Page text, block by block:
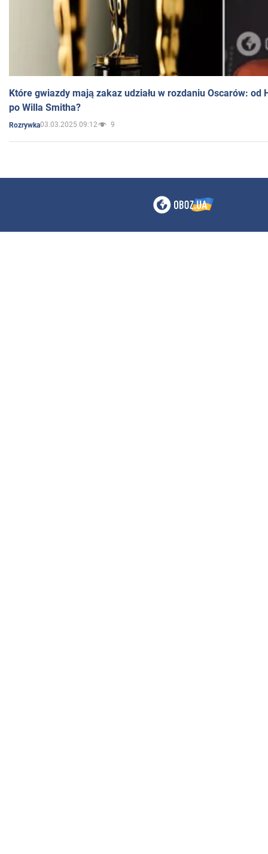
Które gwiazdy mają zakaz udziału w rozdaniu Oscarów: od
po Willa Smitha?
Rozrywka03.03.2025 09:12 9